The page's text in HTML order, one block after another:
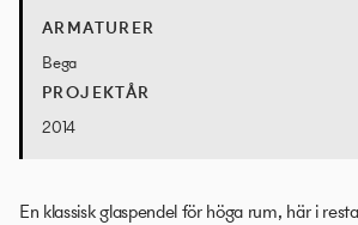
ARMATURER
Bega
PROJEKTÅR
2014
En klassisk glaspendel för höga rum, här i